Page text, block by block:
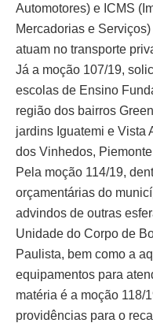
Automotores) e ICMS
Mercadorias e
atuam no transporte
Já a moção 107/19,
escolas de Ensino
região dos bairros
jardins Iguatemi e Vista
dos Vinhedos,
Pela moção 114/19,
orçamentárias do
advindos de outras
Unidade do Corpo de
Paulista, bem como a
equipamentos para
matéria é a moção 118/
providências para o